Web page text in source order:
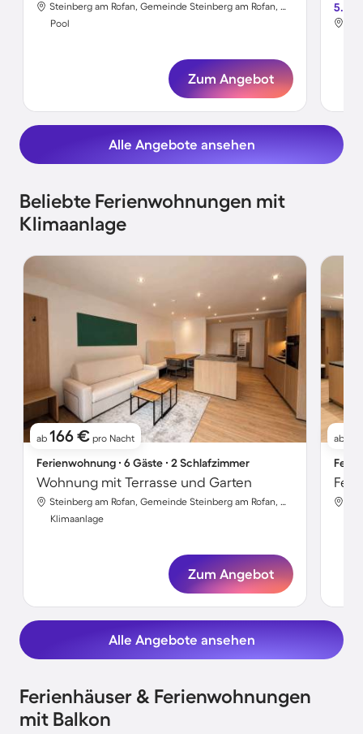
Steinberg am Rofan, Gemeinde Steinberg am Rofan, Österreich
Pool
Zum Angebot
5.0
Alle Angebote ansehen
Beliebte Ferienwohnungen mit
Klimaanlage
ab 166 € pro Nacht
Ferienwohnung ∙ 6 Gäste ∙ 2 Schlafzimmer
Wohnung mit Terrasse und Garten
Steinberg am Rofan, Gemeinde Steinberg am Rofan, Österreich
Klimaanlage
Zum Angebot
ab
Alle Angebote ansehen
Ferienhäuser & Ferienwohnungen
mit Balkon